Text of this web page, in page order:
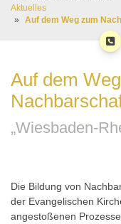
Aktuelles
Auf dem Weg zum
Auf dem
„Wiesbaden-
Die Bildung von
der Evangelischen
angestoßenen